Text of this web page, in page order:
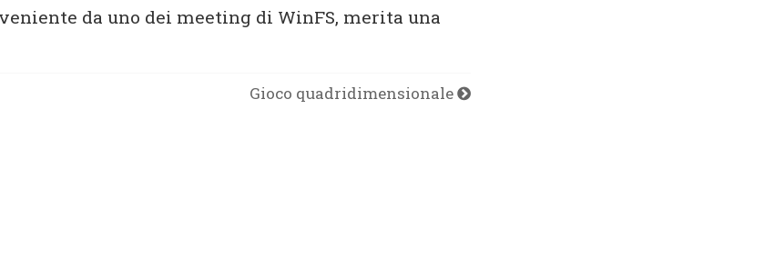
da uno dei meeting di WinFS, merita una
Gioco quadridimensionale